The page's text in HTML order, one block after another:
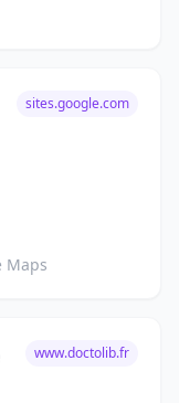
sites.google.com
Maps
www.doctolib.fr